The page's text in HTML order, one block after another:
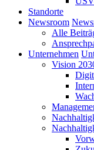
Standorte
Newsroom
Alle
Unternehmen
Vision